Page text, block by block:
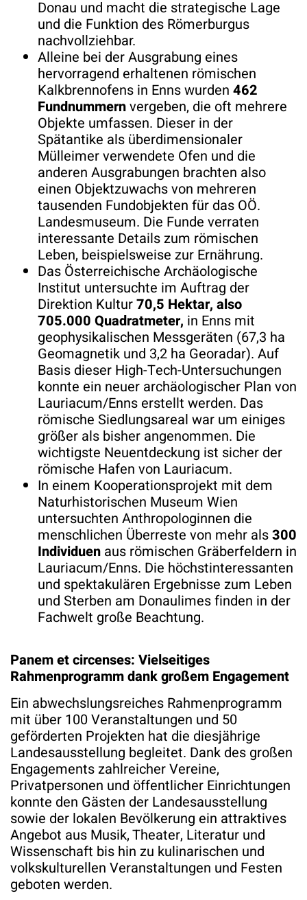
Donau und macht die strategische Lage
und die Funktion des Römerburgus
nachvollziehbar.
Alleine bei der Ausgrabung eines
hervorragend erhaltenen römischen
Kalkbrennofens in Enns wurden 462
Fundnummernvergeben, die oft mehrere
Objekte umfassen. Dieser in der
Spätantike als überdimensionaler
Mülleimer verwendete Ofen und die
anderen Ausgrabungen brachten also
einen Objektzuwachs von mehreren
tausenden Fundobjekten für das OÖ.
Landesmuseum. Die Funde verraten
interessante Details zum römischen
Leben, beispielsweise zur Ernährung.
Das Österreichische Archäologische
Institut untersuchte im Auftrag der
Direktion Kultur70,5 Hektar, also
705.000 Quadratmeter, in Enns mit
geophysikalischen Messgeräten (67,3 ha
Geomagnetik und 3,2 ha Georadar). Auf
Basis dieser High-Tech-Untersuchungen
konnte ein neuer archäologischer Plan von
Lauriacum/Enns erstellt werden. Das
römische Siedlungsareal war um einiges
größer als bisher angenommen. Die
wichtigste Neuentdeckung ist sicher der
römische Hafen von Lauriacum.
In einem Kooperationsprojekt mit dem
Naturhistorischen Museum Wien
untersuchten Anthropologinnen die
menschlichen Überreste von mehr als300
Individuen aus römischen Gräberfeldern in
Lauriacum/Enns. Die höchstinteressanten
und spektakulären Ergebnisse zum Leben
und Sterben am Donaulimes finden in der
Fachwelt große Beachtung.
Panem et circenses: Vielseitiges
Rahmenprogramm dank großem Engagement
Ein abwechslungsreiches Rahmenprogramm
mit über 100 Veranstaltungen und 50
geförderten Projekten hat die diesjährige
Landesausstellung begleitet. Dank des großen
Engagements zahlreicher Vereine,
Privatpersonen und öffentlicher Einrichtungen
konnte den Gästen der Landesausstellung
sowie der lokalen Bevölkerung ein attraktives
Angebot aus Musik, Theater, Literatur und
Wissenschaft bis hin zu kulinarischen und
volkskulturellen Veranstaltungen und Festen
geboten werden.